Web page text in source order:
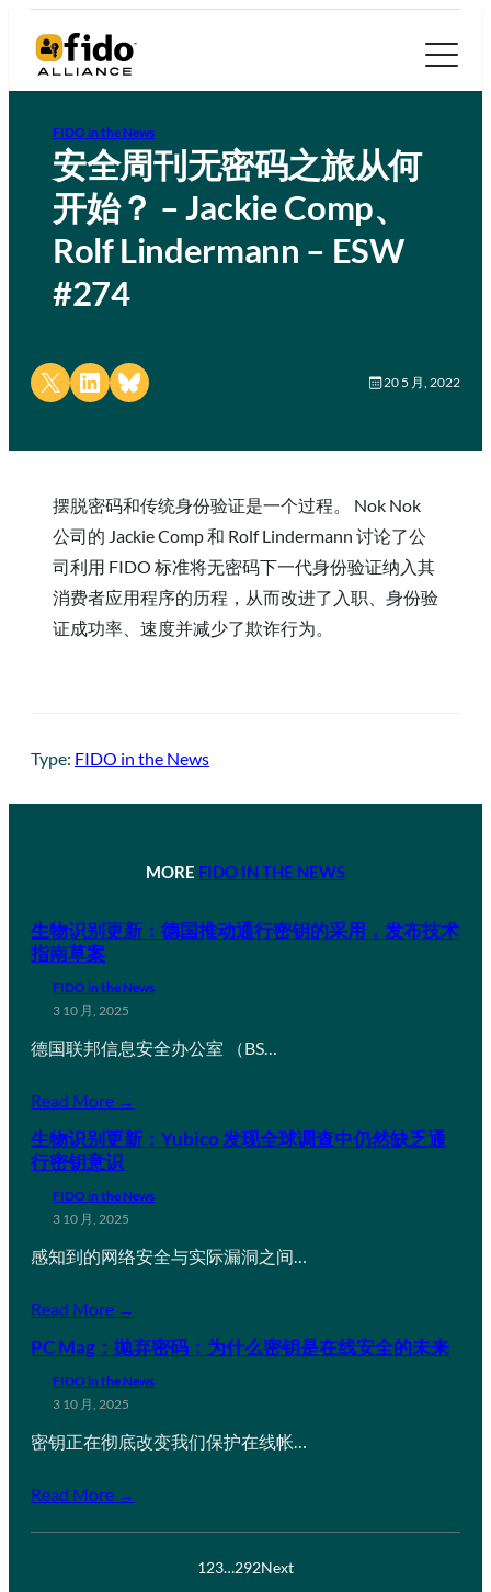
FIDO in the News
安全周刊无密码之旅从何
开始？ – Jackie Comp、
Rolf Lindermann – ESW
#274
Share on X Share on LinkedIn
Share on Bluesky 20 5 月, 2022
摆脱密码和传统身份验证是一个过程。 Nok Nok
公司的 Jackie Comp 和 Rolf Lindermann 讨论了公
司利用 FIDO 标准将无密码下一代身份验证纳入其
消费者应用程序的历程，从而改进了入职、身份验
证成功率、速度并减少了欺诈行为。
Type: FIDO in the News
MORE FIDO IN THE NEWS
生物识别更新：德国推动通行密钥的采用，发布技术
指南草案
FIDO in the News
3 10 月, 2025
德国联邦信息安全办公室 （BS…
Read More →
生物识别更新：Yubico 发现全球调查中仍然缺乏通
行密钥意识
FIDO in the News
3 10 月, 2025
感知到的网络安全与实际漏洞之间…
Read More →
PC Mag：抛弃密码：为什么密钥是在线安全的未来
FIDO in the News
3 10 月, 2025
密钥正在彻底改变我们保护在线帐…
Read More →
123…292Next